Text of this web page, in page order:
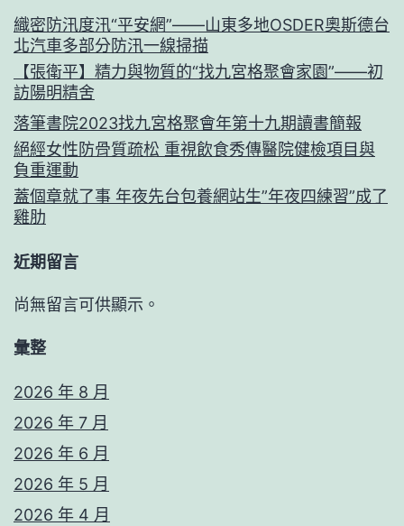
織密防汛度汛“平安網”——山東多地OSDER奧斯德台
北汽車多部分防汛一線掃描
【張衛平】精力與物質的“找九宮格聚會家園”——初
訪陽明精舍
落筆書院2023找九宮格聚會年第十九期讀書簡報
絕經女性防骨質疏松 重視飲食秀傳醫院健檢項目與
負重運動
蓋個章就了事 年夜先台包養網站生”年夜四練習”成了
雞肋
近期留言
尚無留言可供顯示。
彙整
2026 年 8 月
2026 年 7 月
2026 年 6 月
2026 年 5 月
2026 年 4 月